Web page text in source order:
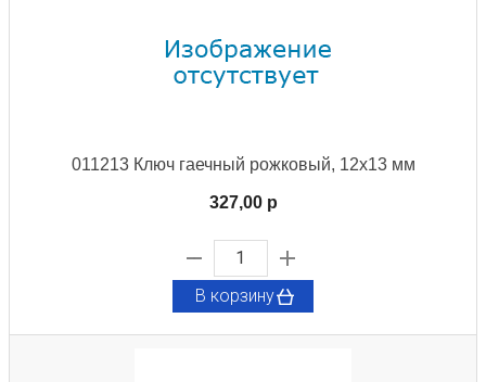
011213 Ключ гаечный рожковый, 12х13 мм
327,00 p
В корзину